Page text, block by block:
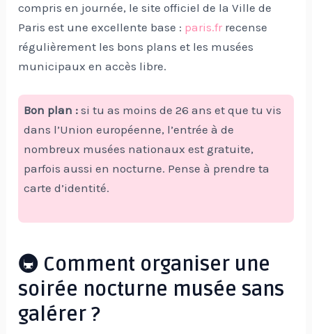
compris en journée, le site officiel de la Ville de
Paris est une excellente base : paris.fr recense
régulièrement les bons plans et les musées
municipaux en accès libre.
Bon plan : si tu as moins de 26 ans et que tu vis
dans l’Union européenne, l’entrée à de
nombreux musées nationaux est gratuite,
parfois aussi en nocturne. Pense à prendre ta
carte d’identité.
🚇 Comment organiser une
soirée nocturne musée sans
galérer ?